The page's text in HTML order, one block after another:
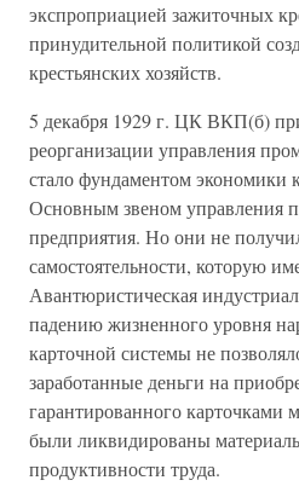
экспроприацией зажиточных
принудительной политикой
крестьянских хозяйств.
5 декабря 1929 г. ЦК ВКП(б)
реорганизации управления
стало фундаментом экономики
Основным звеном управления
предприятия. Но они не
самостоятельности, которую
Авантюристическая
падению жизненного уровня
карточной системы не
заработанные деньги на
гарантированного
были ликвидированы
продуктивности труда.